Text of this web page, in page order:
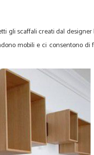
gli scaffali creati dal
mobili e ci consentono di